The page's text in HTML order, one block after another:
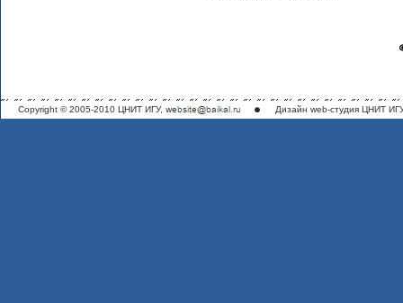
Copyright © 2005-2010 ЦНИТ ИГУ, Дизайн web-студия ЦНИТ